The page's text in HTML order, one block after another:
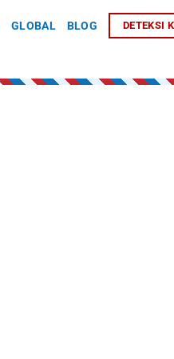
GLOBAL BLOG DETEKSI